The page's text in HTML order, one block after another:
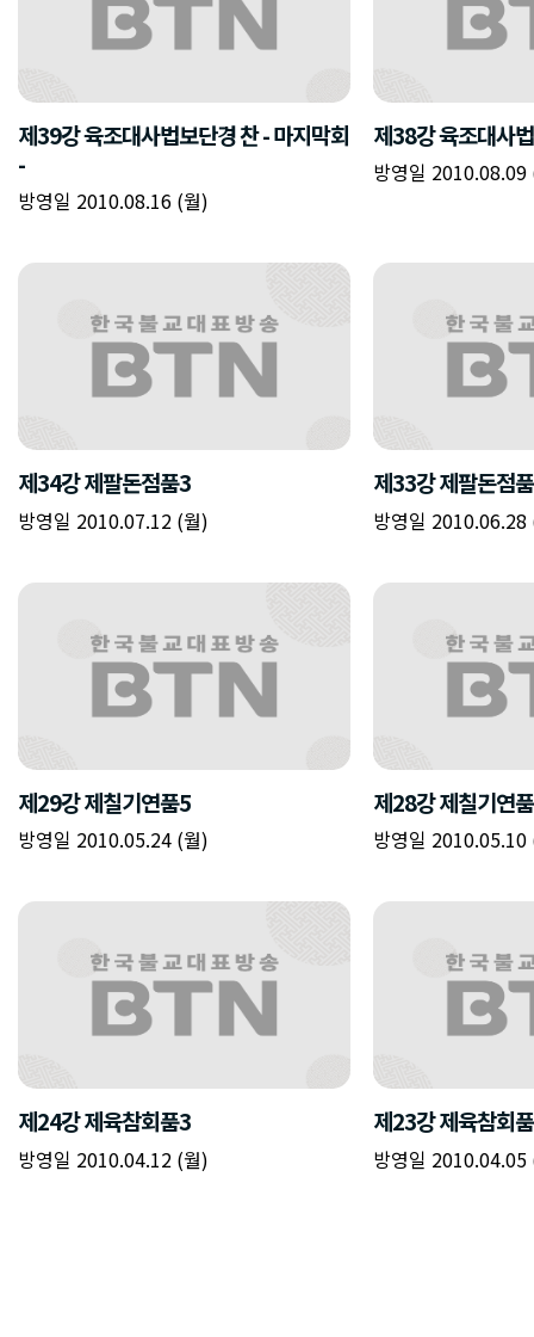
제39강 육조대사법보단경 찬 - 마지막회
-
방영일 2010.08.16 (월)
제38강 육조대사
방영일 2010.08.09
제34강 제팔돈점품3
방영일 2010.07.12 (월)
제33강 제팔돈점
방영일 2010.06.28
제29강 제칠기연품5
방영일 2010.05.24 (월)
제28강 제칠기연
방영일 2010.05.10
제24강 제육참회품3
방영일 2010.04.12 (월)
제23강 제육참회
방영일 2010.04.05